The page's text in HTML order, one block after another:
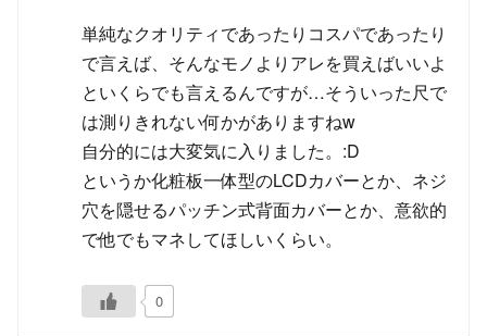
単純なクオリティであったりコスパであったり
で言えば、そんなモノよりアレを買えばいいよ
といくらでも言えるんですが…そういった尺で
は測りきれない何かがありますねw
自分的には大変気に入りました。:D
というか化粧板一体型のLCDカバーとか、ネジ
穴を隠せるパッチン式背面カバーとか、意欲的
で他でもマネしてほしいくらい。
0